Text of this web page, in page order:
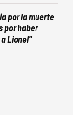
por la muerte
por haber
Lionel"